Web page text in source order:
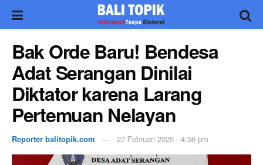
Bak Orde Baru! Bendesa
Adat Serangan Dinilai
Diktator karena Larang
Pertemuan Nelayan
Reporter balitopik.com 27 Februari 2025 - 4:56 pm